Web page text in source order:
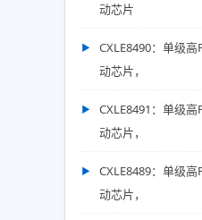
动芯片
CXLE8490：单级
动芯片，
CXLE8491：单级
动芯片，
CXLE8489：单级
动芯片，